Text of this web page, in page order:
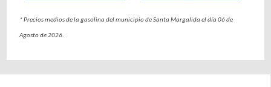
* Precios medios de la gasolina del municipio de Santa Margalida el día 06 de
Agosto de 2026.